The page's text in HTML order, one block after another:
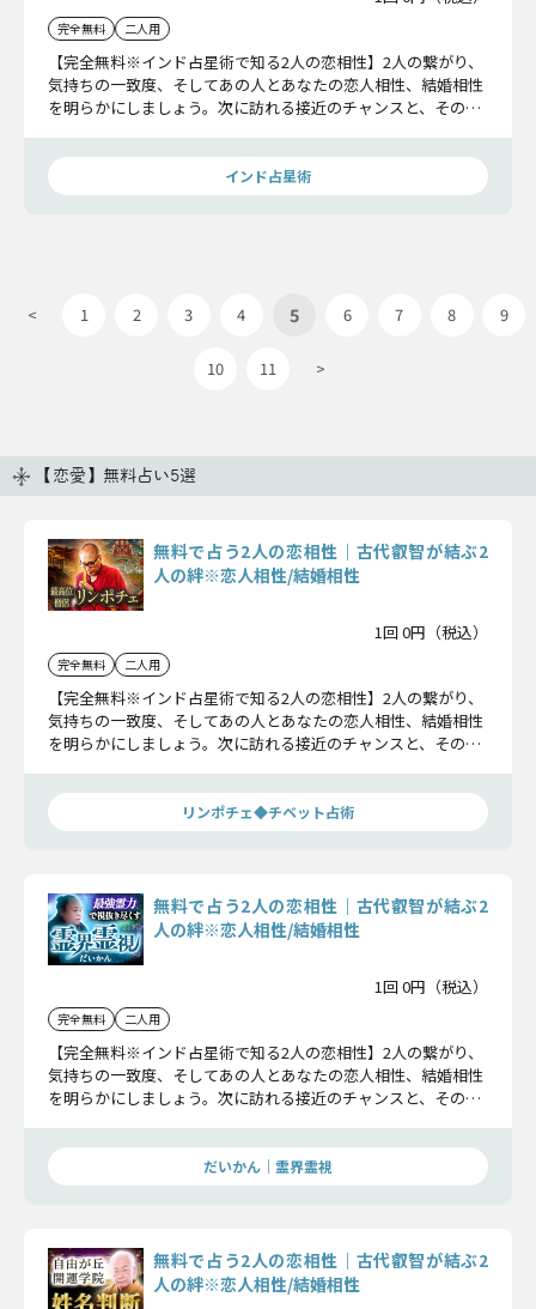
完全無料 二人用
【完全無料※インド占星術で知る2人の恋相性】2人の繋がり、
気持ちの一致度、そしてあの人とあなたの恋人相性、結婚相性
を明らかにしましょう。次に訪れる接近のチャンスと、その後
インド占星術
< 1 2 3 4 5 6 7 8 9
10 11 >
【恋愛】無料占い5選
無料で占う2人の恋相性｜古代叡智が結ぶ2
人の絆※恋人相性/結婚相性
1回 0円（税込）
完全無料 二人用
【完全無料※インド占星術で知る2人の恋相性】2人の繋がり、
気持ちの一致度、そしてあの人とあなたの恋人相性、結婚相性
を明らかにしましょう。次に訪れる接近のチャンスと、その後
リンポチェ◆チベット占術
無料で占う2人の恋相性｜古代叡智が結ぶ2
人の絆※恋人相性/結婚相性
1回 0円（税込）
完全無料 二人用
【完全無料※インド占星術で知る2人の恋相性】2人の繋がり、
気持ちの一致度、そしてあの人とあなたの恋人相性、結婚相性
を明らかにしましょう。次に訪れる接近のチャンスと、その後
だいかん｜霊界霊視
無料で占う2人の恋相性｜古代叡智が結ぶ2
人の絆※恋人相性/結婚相性